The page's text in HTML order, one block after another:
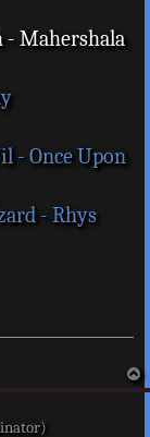
Mahershala
- Once Upon
- Rhys
a